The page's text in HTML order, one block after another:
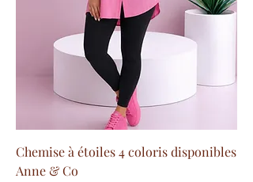
Chemise à étoiles 4 coloris disponibles
Anne & Co